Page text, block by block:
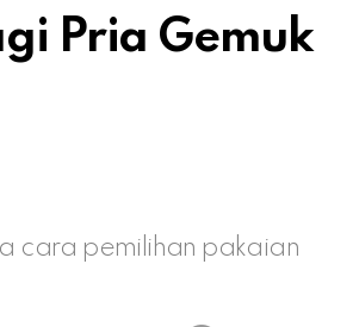
Pria Gemuk
cara pemilihan pakaian